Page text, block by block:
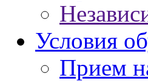
Условия
Прием